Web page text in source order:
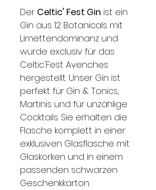
Der Celtic' Fest Gin ist ein
Gin aus 12 Botanicals mit
Limettendominanz und
wurde exclusiv für das
Celtic'Fest Avenches
hergestellt. Unser Gin ist
perfekt für Gin & Tonics,
Martinis und für unzählige
Cocktails. Sie erhalten die
Flasche komplett in einer
exklusiven Glasflasche mit
Glaskorken und in einem
passenden schwarzen
Geschenkkarton.